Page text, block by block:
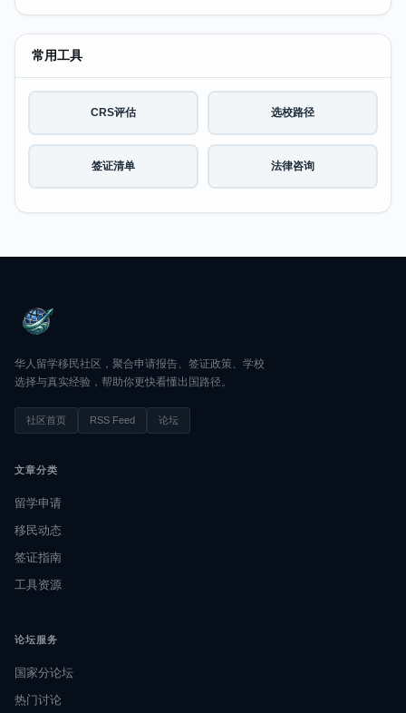
常用工具
CRS评估 选校路径
签证清单 法律咨询
华人留学移民社区，聚合申请报告、签证政策、学校
选择与真实经验，帮助你更快看懂出国路径。
社区首页 RSS Feed 论坛
文章分类
留学申请
移民动态
签证指南
工具资源
论坛服务
国家分论坛
热门讨论